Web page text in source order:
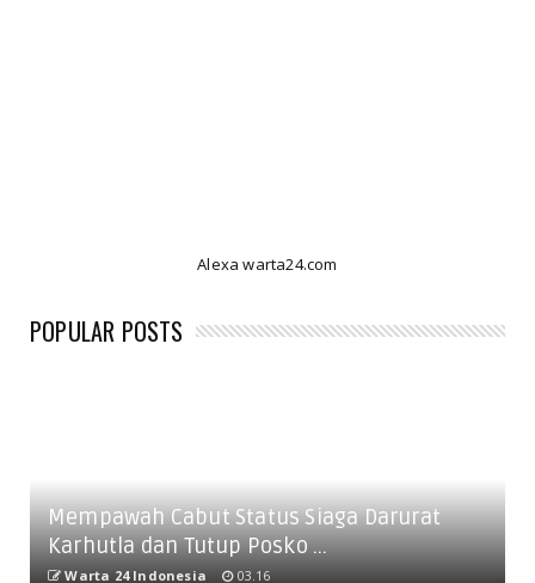
Alexa warta24.com
POPULAR POSTS
Mempawah Cabut Status Siaga Darurat
Karhutla dan Tutup Posko ...
Warta 24 Indonesia 03.16